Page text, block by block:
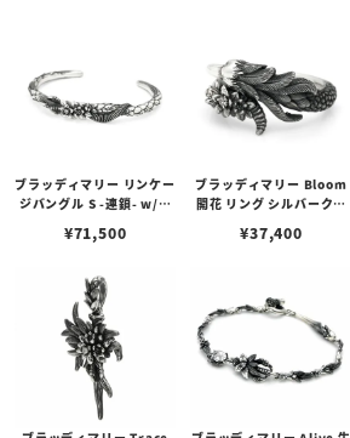
ブラッディマリー リンケー
ジバングル S -連鎖- w/ダ
¥71,500
ブラッディマリー Bloom
開花 リング シルバークロ
¥37,400